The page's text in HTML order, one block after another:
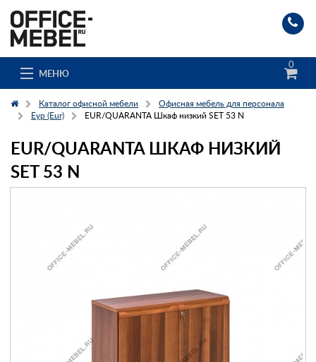
МЕНЮ
0
Каталог
О компании
Гос. заказчикам
Клиенты
Каталог офисной мебели
Офисная мебель для персонала
Еур (Eur)
EUR/QUARANTA Шкаф низкий SET 53 N
EUR/QUARANTA ШКАФ НИЗКИЙ
SET 53 N